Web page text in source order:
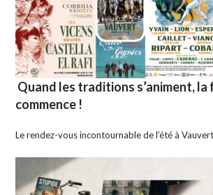
Quand les traditions s’animent, la
commence !
Le rendez-vous incontournable de l’été à